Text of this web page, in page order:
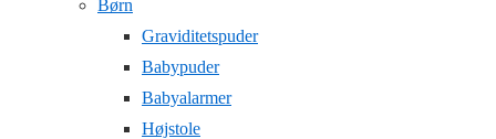
Børn
Graviditetspuder
Babypuder
Babyalarmer
Højstole